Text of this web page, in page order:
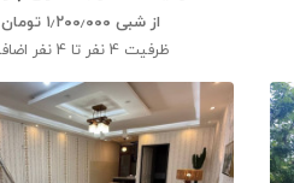
از شبی ۱٫۲۰۰٫۰۰۰ تومان
ظرفیت 4 نفر تا 4 نفر اضافه